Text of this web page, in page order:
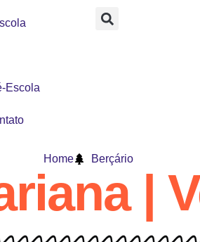
Escola
Home Berçário
|